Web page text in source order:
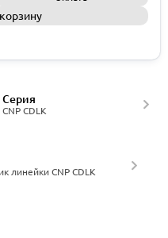
CNP CDLK
Серия
линейки CNP CDLK